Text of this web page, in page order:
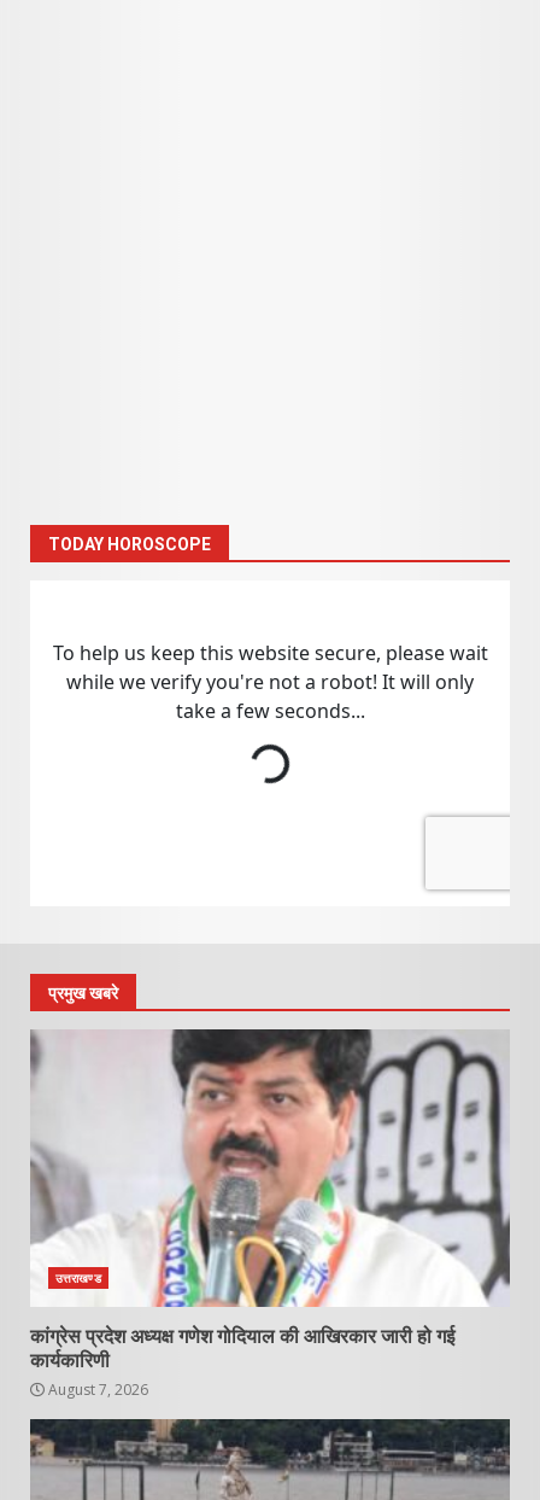
TODAY HOROSCOPE
प्रमुख खबरे
उत्तराखण्ड
कांग्रेस प्रदेश अध्यक्ष गणेश गोदियाल की आखिरकार जारी हो गई
कार्यकारिणी
August 7, 2026